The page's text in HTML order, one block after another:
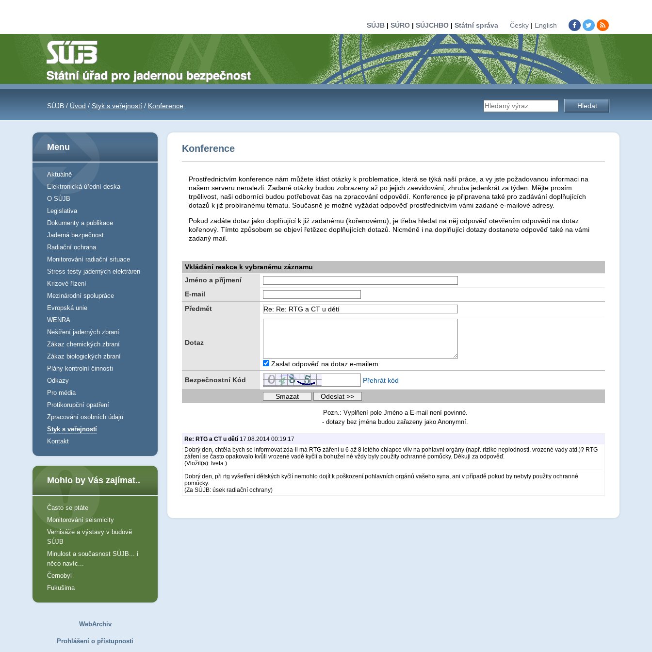
SÚJB| SÚRO| SÚJCHBO| Státní správa Česky| English
SÚJB / Úvod / Styk s veřejností / Konference Vyhledávání
úřadu
Konference
Prostřednictvím konference nám můžete klást otázky k problematice, která se týká naší práce, a vy jste požadovanou informaci na
našem serveru nenalezli. Zadané otázky budou zobrazeny až po jejich zaevidování, zhruba jedenkrát za týden. Mějte prosím
trpělivost, naši odborníci budou potřebovat čas na zpracování odpovědí. Konference je připravena také pro zadávání doplňujících
dotazů k již probíranému tématu. Současně je možné vyžádat odpověď prostřednictvím vámi zadané e-mailové adresy.
Pokud zadáte dotaz jako doplňující k již zadanému (kořenovému), je třeba hledat na něj odpověď otevřením odpovědi na dotaz
kořenový. Tímto způsobem se objeví řetězec doplňujících dotazů. Nicméně i na doplňující dotazy dostanete odpověď také na vámi
zadaný mail.
Vkládání reakce k vybranému záznamu
Jméno a příjmení
E-mail
Předmět
Dotaz
Zaslat odpověď na dotaz e-mailem
Bezpečnostní Kód Přehrát kód
Pozn.: Vyplňení pole Jméno a E-mail není povinné.
- dotazy bez jména budou zařazeny jako Anonymní.
Re: RTG a CT u dětí 17.08.2014 00:19:17
Dobrý den, chtěla bych se informovat zda-li má RTG záření u 6 až 8 letého chlapce vliv na pohlavní orgány (např. riziko neplodnosti, vrozené vady atd.)? RTG
záření se často opakovalo kvůli vrozené vadě kyčlí a bohužel né vždy byly použity ochranné pomůcky. Děkuji za odpověď.
(Vložil(a): Iveta )
Dobrý den, při rtg vyšetření dětských kyčlí nemohlo dojít k poškození pohlavních orgánů vašeho syna, ani v případě pokud by nebyly použity ochranné
pomůcky.
(Za SÚJB: úsek radiační ochrany)
Menu
Aktuálně
Elektronická úřední deska
O SÚJB
Legislativa
Dokumenty a publikace
Jaderná bezpečnost
Radiační ochrana
Monitorování radiační situace
Stress testy jaderných elektráren
Krizové řízení
Mezinárodní spolupráce
Evropská unie
WENRA
Nešíření jaderných zbraní
Zákaz chemických zbraní
Zákaz biologických zbraní
Plány kontrolní činnosti
Odkazy
Pro média
Protikorupční opatření
Zpracování osobních údajů
Styk s veřejností
Kontakt
Mohlo by Vás zajímat..
Často se ptáte
Monitorování seismicity
Vernisáže a výstavy v budově
SÚJB
Minulost a současnost SÚJB... i
něco navíc...
Černobyl
Fukušima
WebArchiv
Prohlášení o přístupnosti